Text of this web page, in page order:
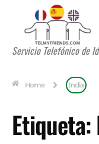
Servicio Telefónico de
Home India
Etiqueta: